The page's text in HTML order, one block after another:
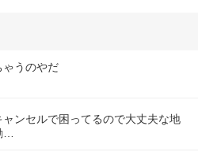
ゃうのやだ
ンセルで困ってるので大丈夫な地